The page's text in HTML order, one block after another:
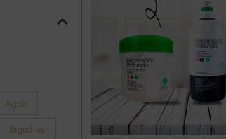
Agua
Bigudíes